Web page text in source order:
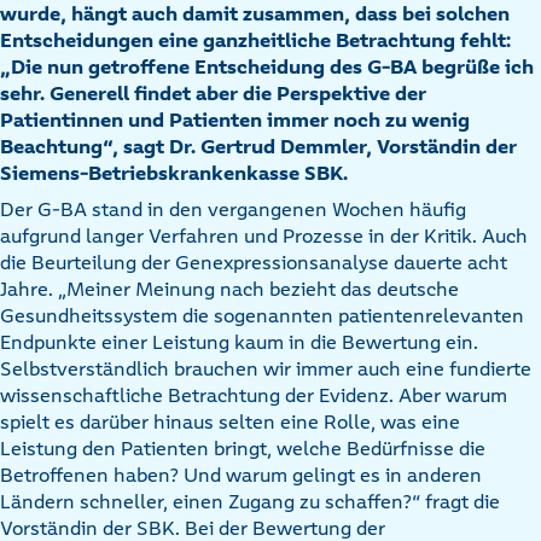
wurde, hängt auch damit zusammen, dass bei solchen
Entscheidungen eine ganzheitliche Betrachtung fehlt:
„Die nun getroffene Entscheidung des G-BA begrüße ich
sehr. Generell findet aber die Perspektive der
Patientinnen und Patienten immer noch zu wenig
Beachtung“, sagt Dr. Gertrud Demmler, Vorständin der
Siemens-Betriebskrankenkasse SBK.
Der G-BA stand in den vergangenen Wochen häufig
aufgrund langer Verfahren und Prozesse in der Kritik. Auch
die Beurteilung der Genexpressionsanalyse dauerte acht
Jahre. „Meiner Meinung nach bezieht das deutsche
Gesundheitssystem die sogenannten patientenrelevanten
Endpunkte einer Leistung kaum in die Bewertung ein.
Selbstverständlich brauchen wir immer auch eine fundierte
wissenschaftliche Betrachtung der Evidenz. Aber warum
spielt es darüber hinaus selten eine Rolle, was eine
Leistung den Patienten bringt, welche Bedürfnisse die
Betroffenen haben? Und warum gelingt es in anderen
Ländern schneller, einen Zugang zu schaffen?“ fragt die
Vorständin der SBK. Bei der Bewertung der